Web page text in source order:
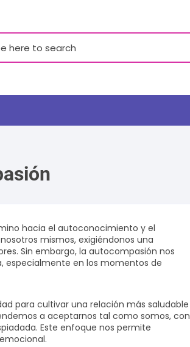
hacia el autoconocimiento y el
mismos, exigiéndonos una
Sin embargo, la autocompasión nos
especialmente en los momentos de
para cultivar una relación más saludable
a aceptarnos tal como somos, con
Este enfoque nos permite